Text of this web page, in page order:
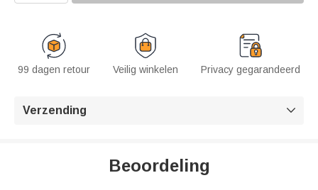
99 dagen retour Veilig winkelen Privacy gegarandeerd
Verzending 
Beoordeling